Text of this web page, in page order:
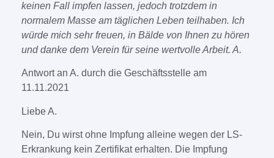
keinen Fall impfen lassen, jedoch trotzdem in
normalem Masse am täglichen Leben teilhaben. Ich
würde mich sehr freuen, in Bälde von Ihnen zu hören
und danke dem Verein für seine wertvolle Arbeit. A.
Antwort an A. durch die Geschäftsstelle am
11.11.2021
Liebe A.
Nein, Du wirst ohne Impfung alleine wegen der LS-
Erkrankung kein Zertifikat erhalten. Die Impfung